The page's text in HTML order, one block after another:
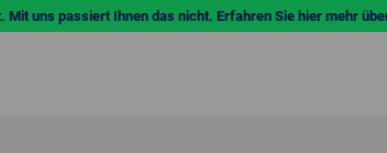
Mit uns passiert Ihnen das nicht. Erfahren Sie hier mehr